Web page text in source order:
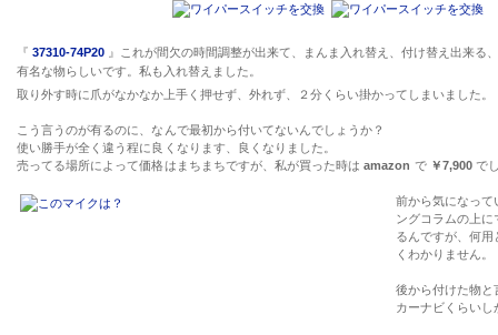
『 37310-74P20 』これが間欠の時間調整が出来て、まんま入れ替え、付け替え出
有名な物らしいです。私も入れ替えました。
取り外す時に爪がなかなか上手く押せず、外れず、２分くらい掛かってしまいました。
こう言うのが有るのに、なんで最初から付いてないんでしょうか？
使い勝手が全く違う程に良くなります、良くなりました。
売ってる場所によって価格はまちまちですが、私が買った時はamazon で ￥7,900で
前から気になって
ングコラムの上
るんですが、何
くわかりません。
後から付けた物と
カーナビくらい